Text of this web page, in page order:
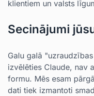
klientiem un valsts
Secinājumi
Galu galā
izvēlēties Claude, nav
formu. Mēs esam
dati tiek izmantoti